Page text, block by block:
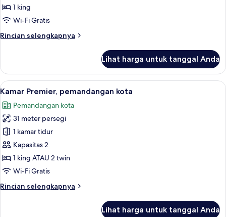
2
untuk
Executive
Harbour
Bed
1 king
Wi-Fi Gratis
Rincian selengkapnya
Rincian
Executive
Harbour
Apartment
Bed
Lihat harga untuk tanggal Anda
Lihat
semua
foto
untuk
Kamar
Premier,
pemandangan
kota
Kamar Premier, pemandangan kota
1
Kamar Premier, pemandangan kota
Pemandangan kota
31 meter persegi
1 kamar tidur
Kapasitas 2
1 king ATAU 2 twin
Wi-Fi Gratis
Rincian selengkapnya
Rincian
Lihat harga untuk tanggal Anda